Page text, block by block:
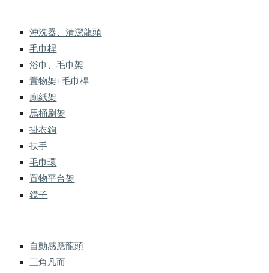
沖洗器、清潔龍頭
毛巾桿
浴巾、毛巾架
置物架+毛巾桿
廁紙架
馬桶刷架
掛衣鉤
扶手
毛巾環
置物平台架
鏡子
自動感應龍頭
三角凡而